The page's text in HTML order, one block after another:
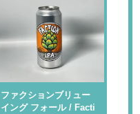
ファクションブリュー
イング フォール / Facti